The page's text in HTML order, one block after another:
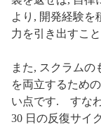
より, 開発経験を
力を引き出すこ
また, スクラムの
を両立するため
い点です. すな
30 日の反復サイ